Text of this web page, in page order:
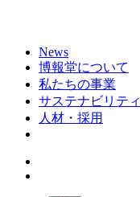
News
博報堂について
私たちの事業
サステナビリティ
人材・採用